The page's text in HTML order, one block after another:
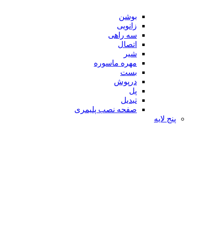
بوشن
زانویی
سه راهی
اتصال
شیر
مهره ماسوره
بست
درپوش
پل
تبدیل
صفحه نصب پلیمری
پنج لایه